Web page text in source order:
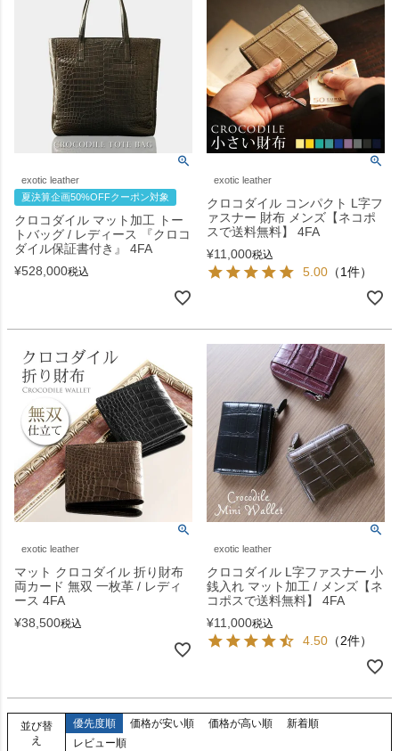
exotic leather
夏決算企画50%OFFクーポン対象
クロコダイル マット加工 トー
トバッグ / レディース 『クロコ
ダイル保証書付き』 4FA
¥528,000税込
exotic leather
クロコダイル コンパクト L字フ
ァスナー 財布 メンズ【ネコポ
スで送料無料】 4FA
¥11,000税込
5.00 （1件）
exotic leather
マット クロコダイル 折り財布
両カード 無双 一枚革 / レディ
ース 4FA
¥38,500税込
exotic leather
クロコダイル L字ファスナー 小
銭入れ マット加工 / メンズ【ネ
コポスで送料無料】 4FA
¥11,000税込
4.50 （2件）
並び替
え
優先度順 価格が安い順 価格が高い順
新着順
レビュー順